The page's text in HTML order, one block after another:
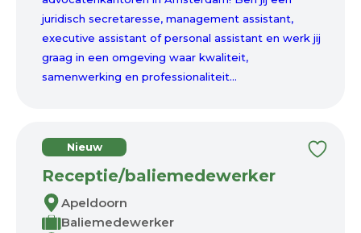
juridisch secretaresse, management assistant,
executive assistant of personal assistant en werk jij
graag in een omgeving waar kwaliteit,
samenwerking en professionaliteit...
Nieuw
Receptie/baliemedewerker
Apeldoorn
Baliemedewerker